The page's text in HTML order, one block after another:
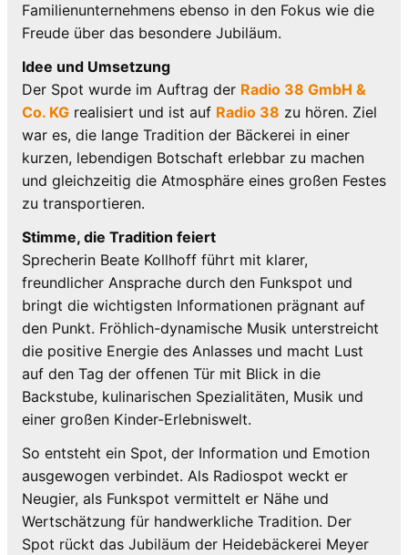
Familienunternehmens ebenso in den Fokus wie die
Freude über das besondere Jubiläum.
Idee und Umsetzung
Der Spot wurde im Auftrag der Radio 38 GmbH &
Co. KG realisiert und ist auf Radio 38 zu hören. Ziel
war es, die lange Tradition der Bäckerei in einer
kurzen, lebendigen Botschaft erlebbar zu machen
und gleichzeitig die Atmosphäre eines großen Festes
zu transportieren.
Stimme, die Tradition feiert
Sprecherin Beate Kollhoff führt mit klarer,
freundlicher Ansprache durch den Funkspot und
bringt die wichtigsten Informationen prägnant auf
den Punkt. Fröhlich-dynamische Musik unterstreicht
die positive Energie des Anlasses und macht Lust
auf den Tag der offenen Tür mit Blick in die
Backstube, kulinarischen Spezialitäten, Musik und
einer großen Kinder-Erlebniswelt.
So entsteht ein Spot, der Information und Emotion
ausgewogen verbindet. Als Radiospot weckt er
Neugier, als Funkspot vermittelt er Nähe und
Wertschätzung für handwerkliche Tradition. Der
Spot rückt das Jubiläum der Heidebäckerei Meyer